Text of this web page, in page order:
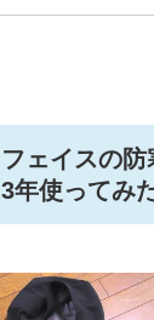
ェイスの防
年使ってみ